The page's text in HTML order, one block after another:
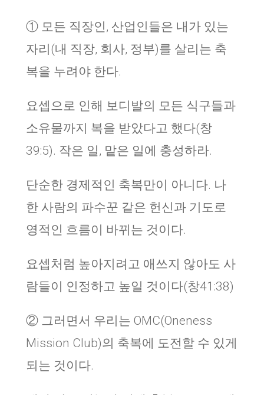
① 모든 직장인, 산업인들은 내가 있는
자리(내 직장, 회사, 정부)를 살리는 축
복을 누려야 한다.
요셉으로 인해 보디발의 모든 식구들과
소유물까지 복을 받았다고 했다(창
39:5). 작은 일, 맡은 일에 충성하라.
단순한 경제적인 축복만이 아니다. 나
한 사람의 파수꾼 같은 헌신과 기도로
영적인 흐름이 바뀌는 것이다.
요셉처럼 높아지려고 애쓰지 않아도 사
람들이 인정하고 높일 것이다(창41:38)
② 그러면서 우리는 OMC(Oneness
Mission Club)의 축복에 도전할 수 있게
되는 것이다.